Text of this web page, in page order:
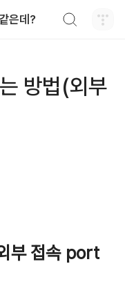
은데?
방법(외부
부 접속 port